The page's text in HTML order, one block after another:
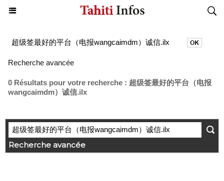
Recherche avancée
0 Résultats pour votre recherche : 超级签最好的平台（电报
wangcaimdm）诚信.ilx
Recherche avancée